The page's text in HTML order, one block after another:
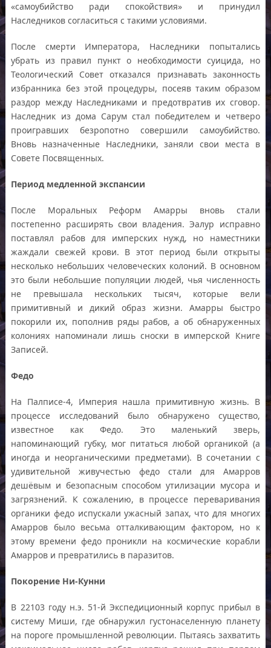
«самоубийство ради спокойствия» и принудил
Наследников согласиться с такими условиями.
После смерти Императора, Наследники попытались
убрать из правил пункт о необходимости суицида, но
Теологический Совет отказался признавать законность
избранника без этой процедуры, посеяв таким образом
раздор между Наследниками и предотвратив их сговор.
Наследник из дома Сарум стал победителем и четверо
проигравших безропотно совершили самоубийство.
Вновь назначенные Наследники, заняли свои места в
Совете Посвященных.
Период медленной экспансии
После Моральных Реформ Амарры вновь стали
постепенно расширять свои владения. Эалур исправно
поставлял рабов для имперских нужд, но наместники
жаждали свежей крови. В этот период были открыты
несколько небольших человеческих колоний. В основном
это были небольшие популяции людей, чья численность
не превышала нескольких тысяч, которые вели
примитивный и дикий образ жизни. Амарры быстро
покорили их, пополнив ряды рабов, а об обнаруженных
колониях напоминали лишь сноски в имперской Книге
Записей.
Федо
На Палписе-4, Империя нашла примитивную жизнь. В
процессе исследований было обнаружено существо,
известное как Федо. Это маленький зверь,
напоминающий губку, мог питаться любой органикой (а
иногда и неорганическими предметами). В сочетании с
удивительной живучестью федо стали для Амарров
дешёвым и безопасным способом утилизации мусора и
загрязнений. К сожалению, в процессе переваривания
органики федо испускали ужасный запах, что для многих
Амарров было весьма отталкивающим фактором, но к
этому времени федо проникли на космические корабли
Амарров и превратились в паразитов.
Покорение Ни-Кунни
В 22103 году н.э. 51-й Экспедиционный корпус прибыл в
систему Миши, где обнаружил густонаселенную планету
на пороге промышленной революции. Пытаясь захватить